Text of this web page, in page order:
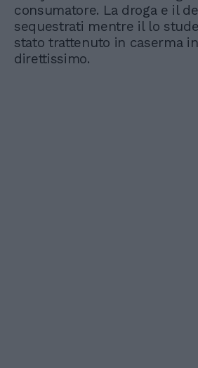
consumatore. La droga e il
sequestrati mentre il lo
stato trattenuto in caserma
direttissimo.